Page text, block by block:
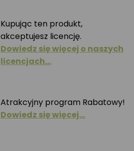
Kupując ten produkt,
akceptujesz licencję.
Dowiedz się więcej o naszych
licencjach…
Atrakcyjny program Rabatowy!
Dowiedz się więcej…